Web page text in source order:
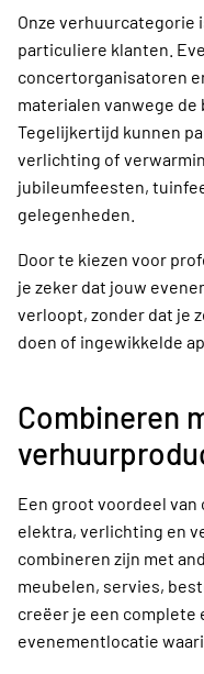
Onze verhuurcategorie
particuliere klanten.
concertorganisatoren
materialen vanwege
Tegelijkertijd kunnen
verlichting of
jubileumfeesten,
gelegenheden.
Door te kiezen voor
je zeker dat jouw
verloopt, zonder dat je
doen of ingewikkelde
Combineren
Een groot voordeel van
elektra, verlichting en
combineren zijn met
meubelen, servies,
creëer je een complete
evenementlocatie